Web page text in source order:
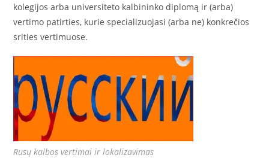
kolegijos arba universiteto kalbininko diplomą ir (arba)
vertimo patirties, kurie specializuojasi (arba ne) konkrečios
srities vertimuose.
Rusų kalbos vertimai ir lokalizavimas